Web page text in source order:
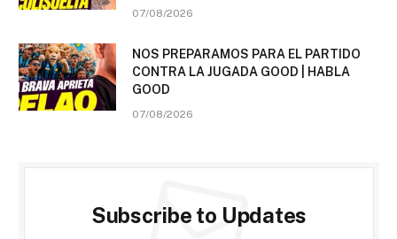
07/08/2026
NOS PREPARAMOS PARA EL PARTIDO
CONTRA LA JUGADA GOOD | HABLA
GOOD
07/08/2026
Subscribe to Updates